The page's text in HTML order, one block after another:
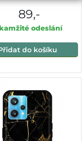
89,-
odeslání
do košíku